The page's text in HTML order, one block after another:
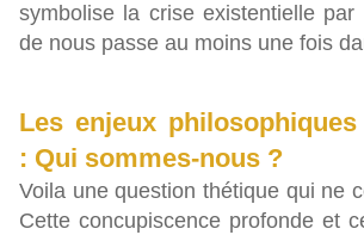
symbolise la crise existentielle par
de nous passe au moins une fois
Les enjeux philosophiques
: Qui sommes-nous ?
Voila une question thétique qui ne
Cette concupiscence profonde et